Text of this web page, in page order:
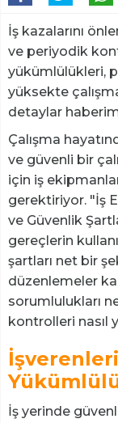
İş kazalarını
ve periyodik
yükümlülükleri,
yüksekte
detaylar
Çalışma
ve güvenli bir
için iş
gerektiriyor. "İş
ve Güvenlik
gereçlerin
şartları net bir
düzenlemeler
sorumlulukları
kontrolleri nasıl
İş yerinde